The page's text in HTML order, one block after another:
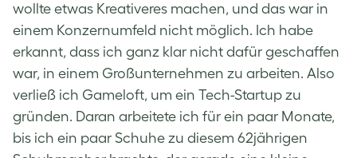
wollte etwas Kreativeres machen, und das war in
einem Konzernumfeld nicht möglich. Ich habe
erkannt, dass ich ganz klar nicht dafür geschaffen
war, in einem Großunternehmen zu arbeiten. Also
verließ ich Gameloft, um ein Tech-Startup zu
gründen. Daran arbeitete ich für ein paar Monate,
bis ich ein paar Schuhe zu diesem 62jährigen